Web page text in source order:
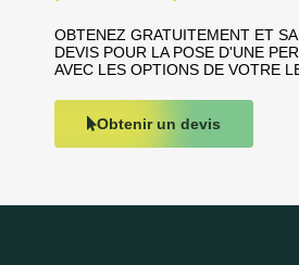
OBTENEZ GRATUITEMENT ET
DEVIS POUR LA POSE D'UNE
AVEC LES OPTIONS DE VOTRE
Obtenir un devis